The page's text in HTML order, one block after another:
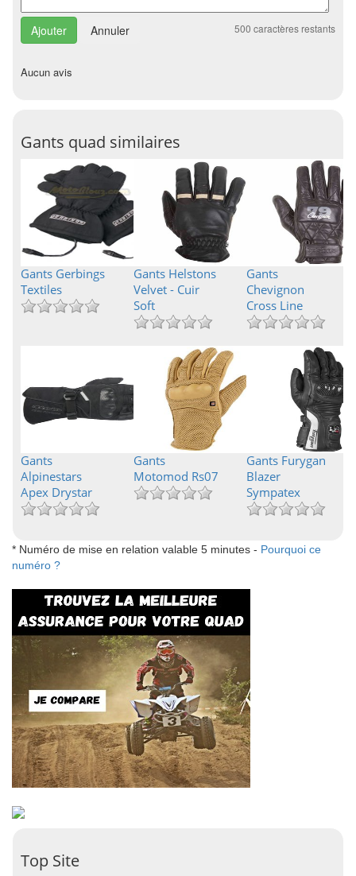
Annuler 500 caractères restants
Aucun avis
Gants quad similaires
Gants Gerbings
Textiles
Gants Helstons
Velvet - Cuir
Soft
Gants
Chevignon
Cross Line
Gants
Alpinestars
Apex Drystar
Gants
Motomod Rs07
Gants Furygan
Blazer
Sympatex
* Numéro de mise en relation valable 5 minutes - Pourquoi ce
numéro ?
Top Site